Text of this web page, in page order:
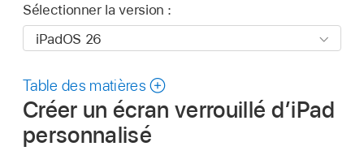
Sélectionner la version :
Table des matières
Créer un écran verrouillé d’iPad
personnalisé